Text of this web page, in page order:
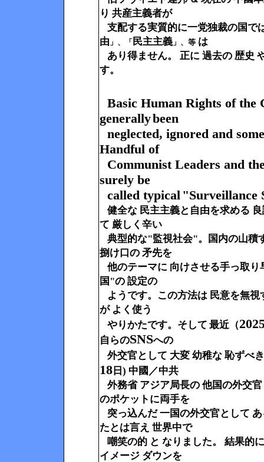
り 共産主義者が
支配する実質的に一党独裁の国で
由 」、「 民主主義 」、等 は
あり得ません。 正に 過去の 歴史
す。
Basic Human Rights of the
generallybeen
neglected, ignored and
Handful of
Communist Leaders and
surely be
called typical "Surveillance
健全な 民主主義と自由を求める
て 厳しく辛い
典型的な"監視社会"。 国内の山積
捌け口の 矛先を
他のテーマに 向けさせる手っ取り
国"の 設定の
ようです。
この方法は 民意を無視
が よく使う
やりかたです。 そして 最近（
自らのSNSへの
外交官として 大変 幼稚な 恥ずべ
18 日) 中國／中共
外務省 アジア局長の 他国の外交
のポケットに両手を
突っ込んだ 一国の外交官として
たとは言え 世界中で
嘲笑の的 と なりました。 結果的
イメージ ダウンを